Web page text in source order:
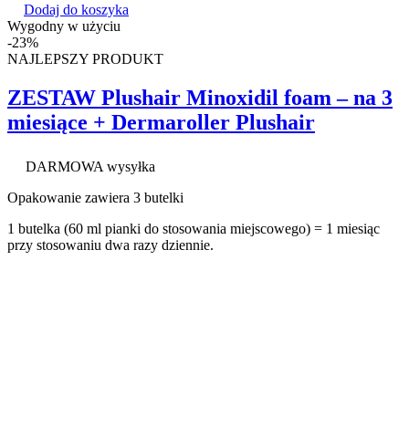
Dodaj do koszyka
Wygodny w użyciu
-23%
NAJLEPSZY PRODUKT
ZESTAW Plushair Minoxidil foam – na 3
miesiące + Dermaroller Plushair
DARMOWA wysyłka
Opakowanie zawiera 3 butelki
1 butelka (60 ml pianki do stosowania miejscowego) = 1 miesiąc
przy stosowaniu dwa razy dziennie.